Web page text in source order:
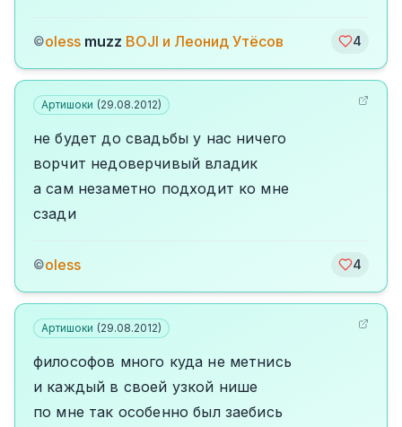
©oless muzz BOJI и Леонид Утёсов 4
Артишоки (29.08.2012)
не будет до свадьбы у нас ничего
ворчит недоверчивый владик
а сам незаметно подходит ко мне
сзади
©oless 4
Артишоки (29.08.2012)
философов много куда не метнись
и каждый в своей узкой нише
по мне так особенно был заебись